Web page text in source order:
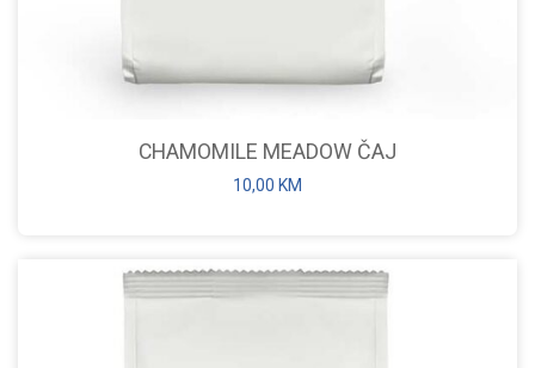
CHAMOMILE MEADOW ČAJ
10,00 KM